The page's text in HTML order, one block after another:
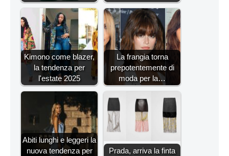
Kimono come blazer,
la tendenza per
l'estate 2025
La frangia torna
prepotentemente di
moda per la…
Abiti lunghi e leggeri la
nuova tendenza per
Prada, arriva la finta